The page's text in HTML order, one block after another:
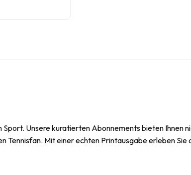
Unsere kuratierten Abonnements bieten Ihnen
Tennisfan. Mit einer echten Printausgabe erleben